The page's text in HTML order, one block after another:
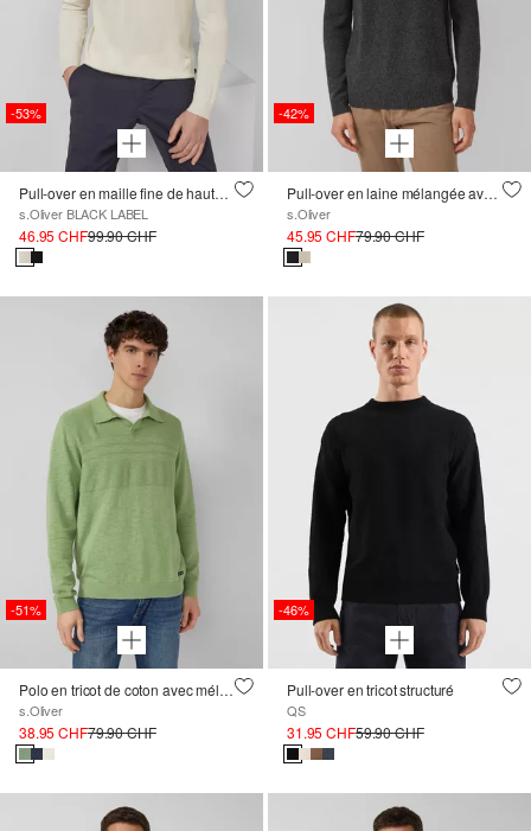
-53%
Pull-over en maille fine de haute qualité avec col polo en mélange coton-modal
s.Oliver BLACK LABEL
46.95 CHF99.90 CHF
-42%
Pull-over en laine mélangée avec col montant
s.Oliver
45.95 CHF79.90 CHF
-51%
Polo en tricot de coton avec mélange de structures
s.Oliver
38.95 CHF79.90 CHF
-46%
Pull-over en tricot structuré
QS
31.95 CHF59.90 CHF